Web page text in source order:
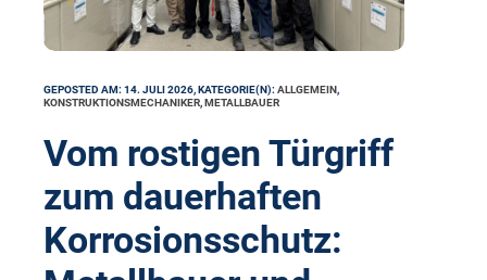
GEPOSTED AM: 14. JULI 2026, KATEGORIE(N): ALLGEMEIN,
KONSTRUKTIONSMECHANIKER,METALLBAUER
Vom rostigen Türgriff
zum dauerhaften
Korrosionsschutz: